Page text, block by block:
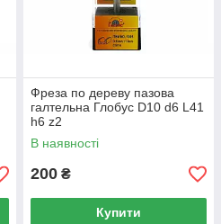
Фреза по дереву пазова
галтельна Глобус D10 d6 L41
h6 z2
В наявності
200 ₴
Купити